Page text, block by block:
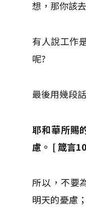
想，那你該
有人說工作
呢?
最後用幾段
耶和華所賜
慮。 [ 箴言
所以，不要
明天的憂慮